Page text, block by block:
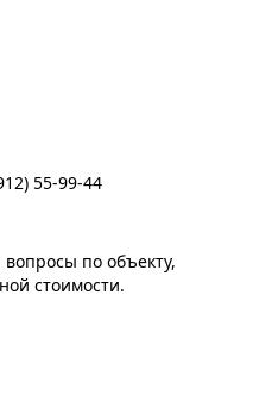
55-99-44
по объекту,
стоимости.